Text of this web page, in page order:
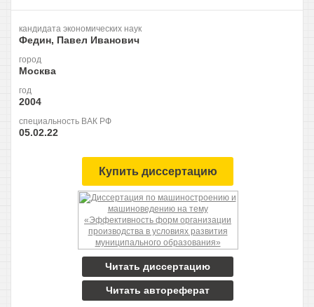
кандидата экономических наук
Федин, Павел Иванович
город
Москва
год
2004
специальность ВАК РФ
05.02.22
Купить диссертацию
Читать диссертацию
Читать автореферат